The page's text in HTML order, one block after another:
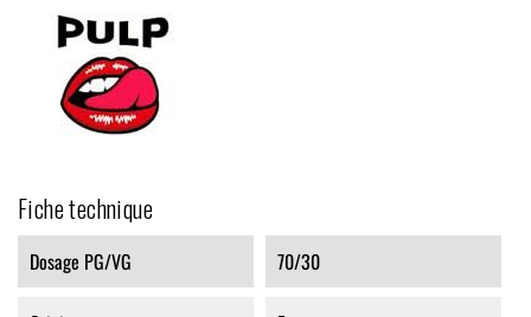
Fiche technique
Dosage PG/VG 70/30